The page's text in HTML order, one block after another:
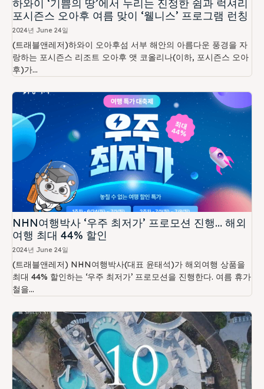
하와이 ‘기쁨의 땅’에서 누리는 진정한 쉼과 럭셔리
포시즌스 오아후 여름 맞이 ‘웰니스’ 프로그램 런칭
2024년 June 24일
(트래블앤레저)하와이 오아후섬 서부 해안의 아름다운 풍경을 자
랑하는 포시즌스 리조트 오아후 앳 코올리나(이하, 포시즌스 오아
후)가...
NHN여행박사 ‘우주 최저가’ 프로모션 진행… 해외
여행 최대 44% 할인
2024년 June 24일
(트래블앤레저) NHN여행박사(대표 윤태석)가 해외여행 상품을
최대 44% 할인하는 ‘우주 최저가’ 프로모션을 진행한다. 여름 휴가
철을...